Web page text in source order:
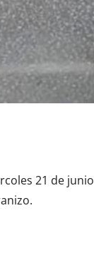
21 de junio